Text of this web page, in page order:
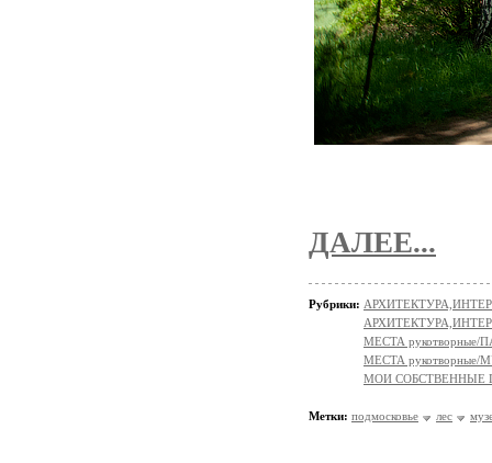
ДАЛЕЕ...
Рубрики:
МЕСТА рукотворные/
МЕСТА рукотворные/
МОИ СОБСТВЕННЫЕ
Метки: подмосковье лес